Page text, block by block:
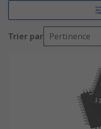
propose une gamme de
conducteurs de haute
marques, notamment
Semiconductor et Altera.
Blocs de matrices
Les blocs de matrices
macrocellules et de
internes, et prennent
qui permettent
Trier par Pertinence